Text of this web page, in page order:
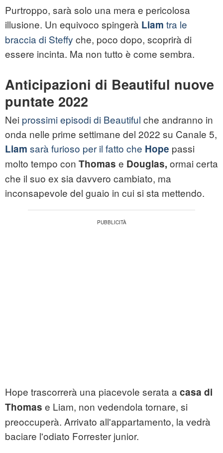
Purtroppo, sarà solo una mera e pericolosa
illusione. Un equivoco spingerà Liam tra le
braccia di Steffy che, poco dopo, scoprirà di
essere incinta. Ma non tutto è come sembra.
Anticipazioni di Beautiful nuove
puntate 2022
Nei prossimi episodi di Beautiful che andranno in
onda nelle prime settimane del 2022 su Canale 5,
Liam sarà furioso per il fatto che Hope passi
molto tempo con Thomas e Douglas, ormai certa
che il suo ex sia davvero cambiato, ma
inconsapevole del guaio in cui si sta mettendo.
Hope trascorrerà una piacevole serata a casa di
Thomas e Liam, non vedendola tornare, si
preoccuperà. Arrivato all'appartamento, la vedrà
baciare l'odiato Forrester junior.